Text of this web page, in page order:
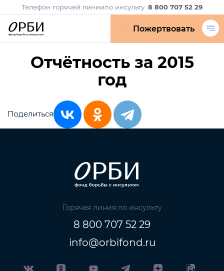
Телефон горячей линиипо инсульту 8 800 707 52 29
Пожертвовать
Отчётность за 2015
год
Поделиться
Горячая линия по инсульту
8 800 707 52 29
info@orbifond.ru